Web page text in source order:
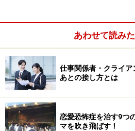
「何を話そう？」「どうやったら
ど。それらのことは考えなくて
は「1分間会話を持たせて自分か
け。最初は自分へのプレッシャ
「1分だけ」持たせる覚悟を持てば
あわせて読み
仕事関係者・クライ
あとの接し方とは
恋愛恐怖症を治す9つ
マを吹き飛ばす！